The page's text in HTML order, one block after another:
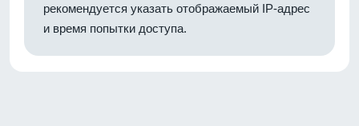
рекомендуется указать отображаемый IP-адрес
и время попытки доступа.